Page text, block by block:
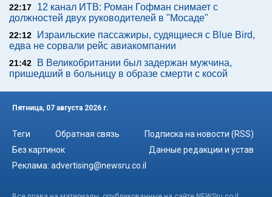
22:17
12 канал ИТВ: Роман Гофман снимает с
должностей двух руководителей в "Мосаде"
22:12
Израильские пассажиры, судящиеся с Blue Bird,
едва не сорвали рейс авиакомпании
21:42
В Великобритании был задержан мужчина,
пришедший в больницу в образе смерти с косой
Пятница, 07 августа 2026 г.
Теги Обратная связь
Подписка на новости (RSS)
Без картинок
Данные редакции и устав
Реклама: advertising@newsru.co.il